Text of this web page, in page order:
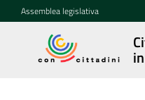
Vai al contenuto
Vai alla navigazione
Vai al footer
Assemblea legislativa
attiva in